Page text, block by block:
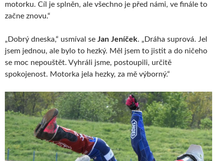
motorku. Cíl je splněn, ale všechno je před námi, ve finále to
začne znovu.“
„Dobrý dneska,“ usmíval se Jan Jeníček. „Dráha suprová. Jel
jsem jednou, ale bylo to hezký. Měl jsem to jistit a do ničeho
se moc nepouštět. Vyhráli jsme, postoupili, určitě
spokojenost. Motorka jela hezky, za mě výborný.“